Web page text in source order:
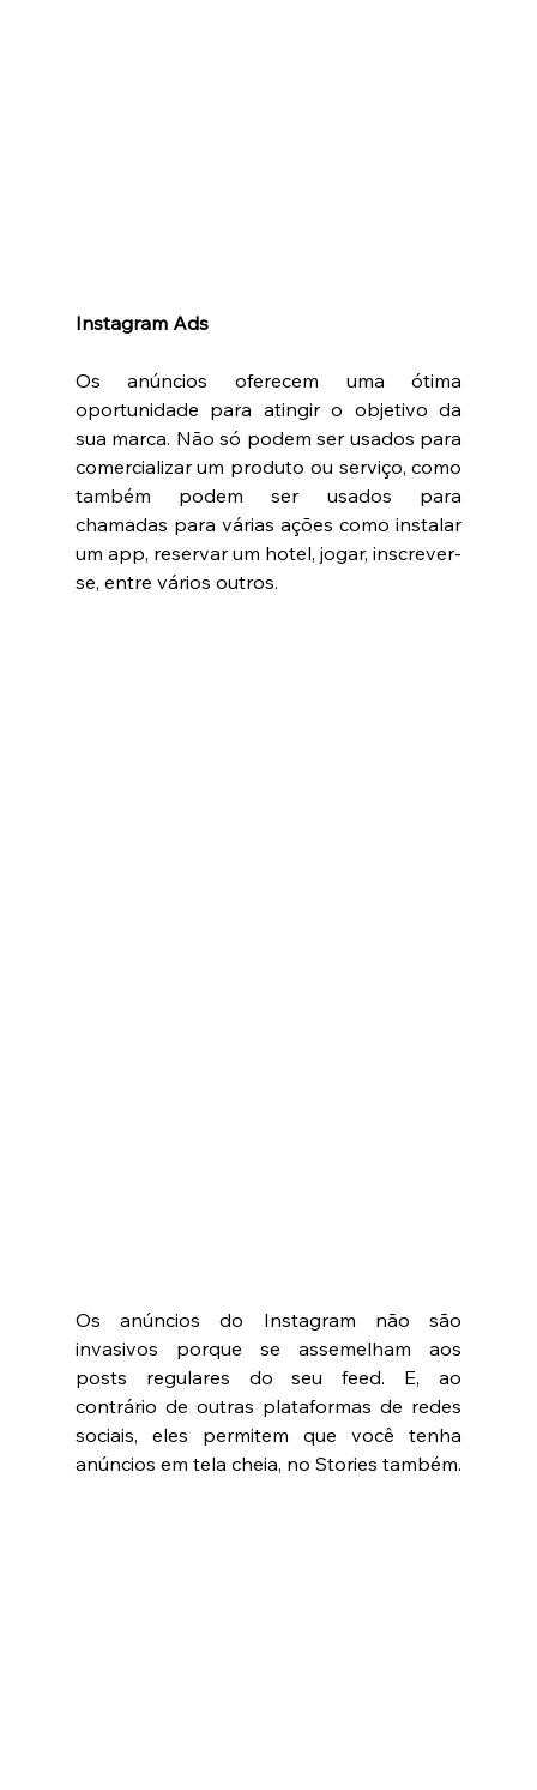
Instagram Ads
Os anúncios oferecem uma ótima
oportunidade para atingir o objetivo da
sua marca. Não só podem ser usados para
comercializar um produto ou serviço, como
também podem ser usados para
chamadas para várias ações como instalar
um app, reservar um hotel, jogar, inscrever-
se, entre vários outros.
Os anúncios do Instagram não são
invasivos porque se assemelham aos
posts regulares do seu feed. E, ao
contrário de outras plataformas de redes
sociais, eles permitem que você tenha